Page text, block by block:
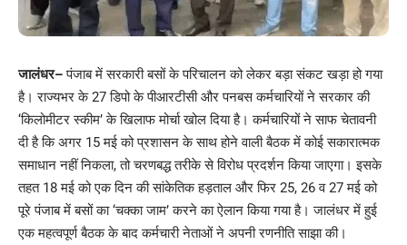
जालंधर–पंजाब में सरकारी बसों के परिचालन को लेकर बड़ा संकट खड़ा हो गया
है। राज्यभर के 27 डिपो के पीआरटीसी और पनबस कर्मचारियों ने सरकार की
‘किलोमीटर स्कीम’ के खिलाफ मोर्चा खोल दिया है। कर्मचारियों ने साफ चेतावनी
दी है कि अगर 15 मई को प्रशासन के साथ होने वाली बैठक में कोई सकारात्मक
समाधान नहीं निकला, तो चरणबद्ध तरीके से विरोध प्रदर्शन किया जाएगा। इसके
तहत 18 मई को एक दिन की सांकेतिक हड़ताल और फिर 25, 26 व 27 मई को
पूरे पंजाब में बसों का ‘चक्का जाम’ करने का ऐलान किया गया है। जालंधर में हुई
एक महत्वपूर्ण बैठक के बाद कर्मचारी नेताओं ने अपनी रणनीति साझा की।